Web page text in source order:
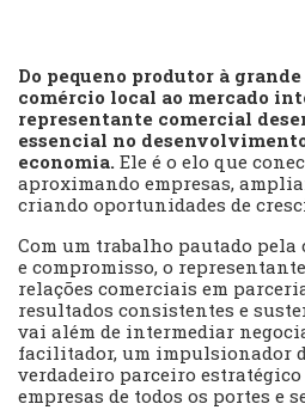
Do pequeno produtor à
comércio local ao mercado
representante comercial
essencial no
economia. Ele é o elo que
aproximando empresas,
criando oportunidades de
Com um trabalho pautado
e compromisso, o
relações comerciais em
resultados consistentes e
vai além de intermediar
facilitador, um impulsionador
verdadeiro parceiro estratégico
empresas de todos os portes e